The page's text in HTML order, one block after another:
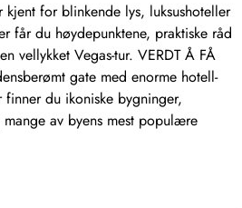
kjent for blinkende lys, luksushoteller
får du høydepunktene, praktiske råd
vellykket Vegas-tur. VERDT Å FÅ
gate med enorme hotell-
du ikoniske bygninger,
av byens mest populære